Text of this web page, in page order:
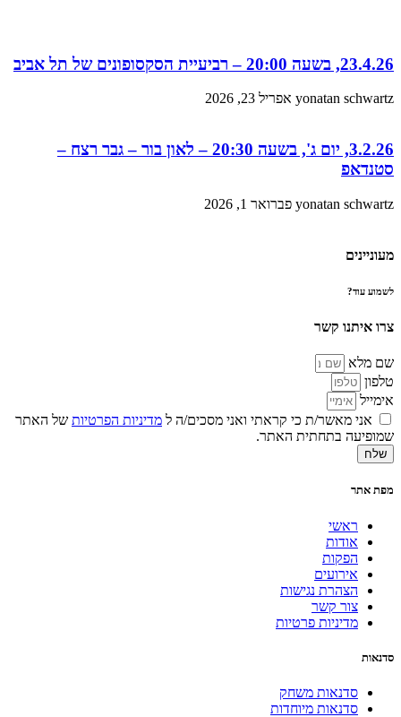
23.4.26, בשעה 20:00 – רביעיית הסקסופונים של תל אביב
yonatan schwartz אפריל 23, 2026
3.2.26, יום ג', בשעה 20:30 – לאון בור – גבר רצח –
סטנדאפ
yonatan schwartz פברואר 1, 2026
מעוניינים
לשמוע עוד?
צרו איתנו קשר
שם מלא
טלפון
אימייל
אני מאשר/ת כי קראתי ואני מסכים/ה ל מדיניות הפרטיות של האתר
שמופיעה בתחתית האתר.
שלח
מפת אתר
ראשי
אודות
הפקות
אירועים
הצהרת נגישות
צור קשר
מדיניות פרטיות
סדנאות
סדנאות משחק
סדנאות מיוחדות